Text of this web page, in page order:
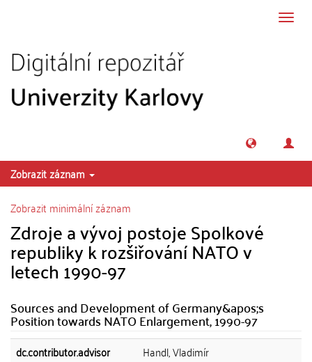
Zobrazit záznam
Zobrazit minimální záznam
Zdroje a vývoj postoje Spolkové
republiky k rozšiřování NATO v
letech 1990-97
Sources and Development of Germany&apos;s
Position towards NATO Enlargement, 1990-97
dc.contributor.advisor
Handl, Vladimír